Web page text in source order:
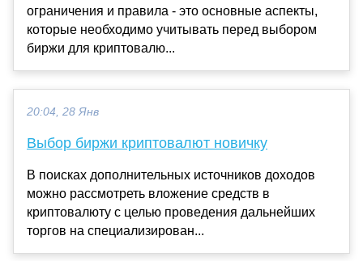
ограничения и правила - это основные аспекты,
которые необходимо учитывать перед выбором
биржи для криптовалю...
20:04, 28 Янв
Выбор биржи криптовалют новичку
В поисках дополнительных источников доходов
можно рассмотреть вложение средств в
криптовалюту с целью проведения дальнейших
торгов на специализирован...